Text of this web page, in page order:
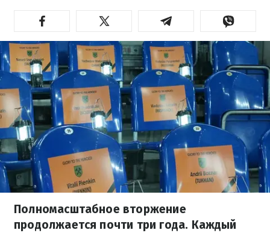
Полномасштабное вторжение
продолжается почти три года. Каждый